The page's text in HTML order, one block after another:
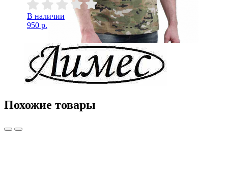
В наличии
950 р.
Похожие товары